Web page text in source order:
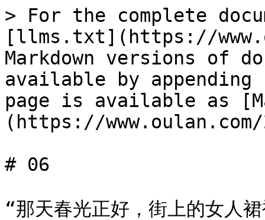
> For the complete
[llms.txt](https://
Markdown versions of
available by
page is available as
(https://
# 06
“那天春光正好，街上的女人